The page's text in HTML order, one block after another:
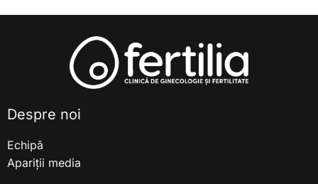
Despre noi
Echipă
Apariții media